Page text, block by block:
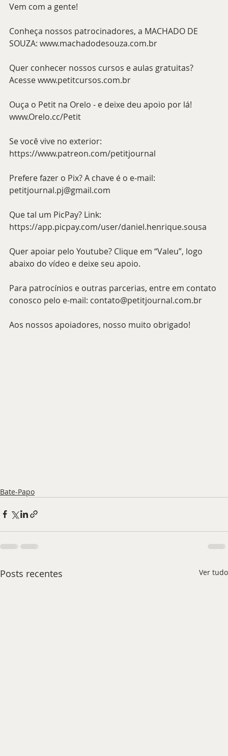
Vem com a gente!
Conheça nossos patrocinadores, a MACHADO DE
SOUZA: www.machadodesouza.com.br
Quer conhecer nossos cursos e aulas gratuitas?
Acesse www.petitcursos.com.br
Ouça o Petit na Orelo - e deixe deu apoio por lá!
www.Orelo.cc/Petit
Se você vive no exterior:
https://www.patreon.com/petitjournal
Prefere fazer o Pix? A chave é o e-mail:
petitjournal.pj@gmail.com
Que tal um PicPay? Link:
https://app.picpay.com/user/daniel.henrique.sousa
Quer apoiar pelo Youtube? Clique em “Valeu”, logo
abaixo do vídeo e deixe seu apoio.
Para patrocínios e outras parcerias, entre em contato
conosco pelo e-mail: contato@petitjournal.com.br
Aos nossos apoiadores, nosso muito obrigado!
Bate-Papo
Posts recentes Ver tudo